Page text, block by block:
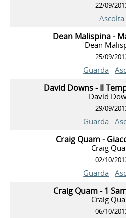
22/09/
Ascolta
Dean Malispina -
Dean
25/09/
Guarda
David Downs - Il
David
29/09/
Guarda
Craig Quam -
Craig
02/10/
Guarda
Craig Quam - 1
Craig
06/10/